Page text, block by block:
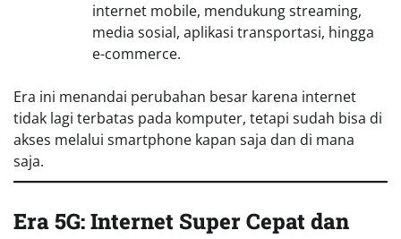
internet mobile, mendukung streaming,
media sosial, aplikasi transportasi, hingga
e-commerce.
Era ini menandai perubahan besar karena internet
tidak lagi terbatas pada komputer, tetapi sudah bisa di
akses melalui smartphone kapan saja dan di mana
saja.
Era 5G: Internet Super Cepat dan